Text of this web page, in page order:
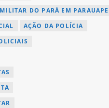
DO PARÁ EM
AÇÃO DA POLÍCIA